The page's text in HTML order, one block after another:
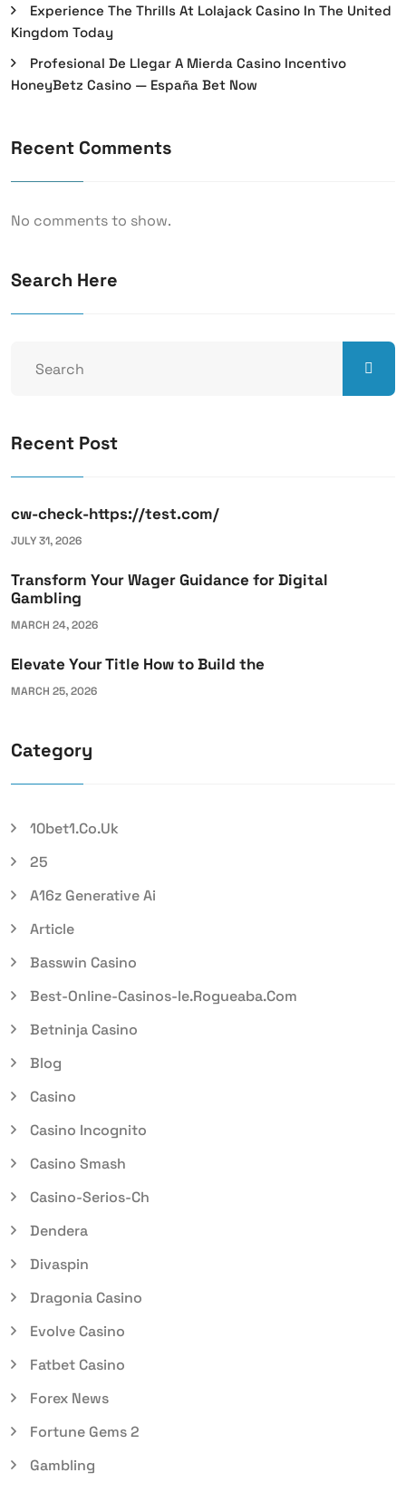
Experience The Thrills At Lolajack Casino In The United
Kingdom Today
Profesional De Llegar A Mierda Casino Incentivo
HoneyBetz Casino — España Bet Now
Recent Comments
No comments to show.
Search Here
Recent Post
cw-check-https://test.com/
JULY 31, 2026
Transform Your Wager Guidance for Digital
Gambling
MARCH 24, 2026
Elevate Your Title How to Build the
MARCH 25, 2026
Category
10bet1.co.uk
25
A16z Generative Ai
Article
Basswin Casino
Best-Online-Casinos-Ie.rogueaba.com
Betninja Casino
Blog
Casino
Casino Incognito
Casino Smash
Casino-Serios-Ch
Dendera
Divaspin
Dragonia Casino
Evolve Casino
Fatbet Casino
Forex News
Fortune Gems 2
Gambling